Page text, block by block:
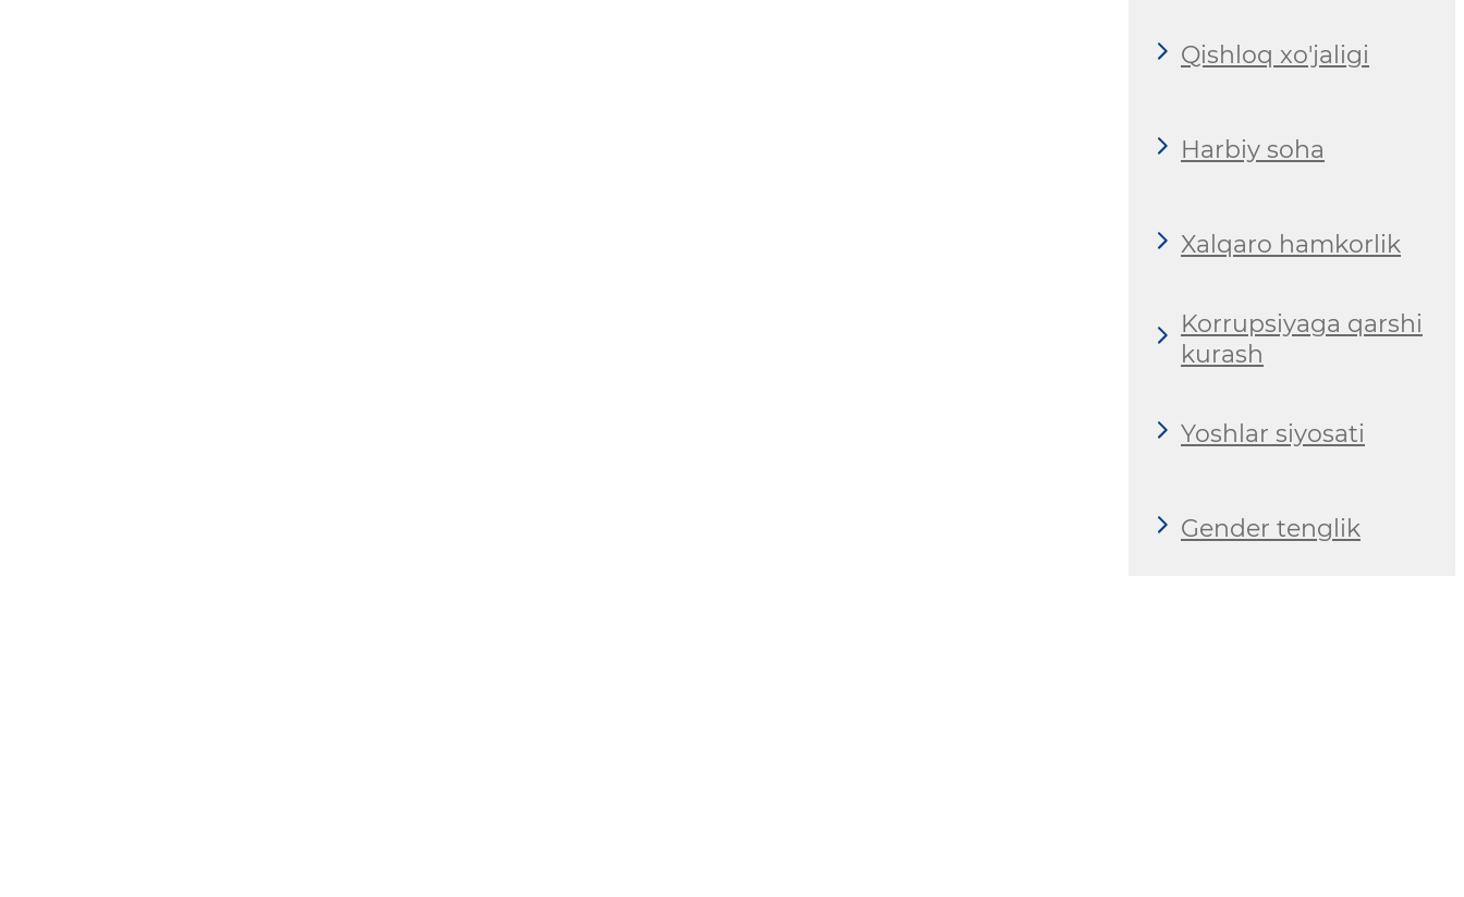
Qishloq xo'jaligi
Harbiy soha
Xalqaro hamkorlik
Korrupsiyaga qarshi
kurash
Yoshlar siyosati
Gender tenglik